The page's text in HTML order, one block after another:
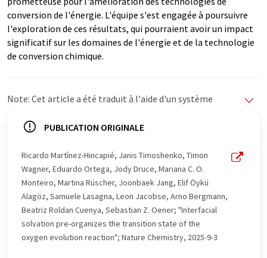
conversion de l'énergie. L'équipe s'est engagée à poursuivre
l'exploration de ces résultats, qui pourraient avoir un impact
significatif sur les domaines de l'énergie et de la technologie
de conversion chimique.
Note: Cet article a été traduit à l'aide d'un système
propose ces traductions automatiques pour présenter
été traduit avec traduction automatique, il est possible
qu'il contienne des erreurs de vocabulaire, de syntaxe ou
de grammaire. L'article original dans Anglais peut être
trouvéici.
PUBLICATION ORIGINALE
Ricardo Martínez-Hincapié, Janis Timoshenko, Timon
Wagner, Eduardo Ortega, Jody Druce, Mariana C. O.
Monteiro, Martina Rüscher, Joonbaek Jang, Elif Öykü
Alagöz, Samuele Lasagna, Leon Jacobse, Arno Bergmann,
Beatriz Roldan Cuenya, Sebastian Z. Oener; "Interfacial
solvation pre-organizes the transition state of the
oxygen evolution reaction"; Nature Chemistry, 2025-9-3